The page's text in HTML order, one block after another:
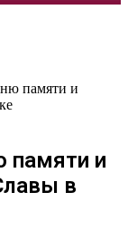
памяти и
памяти и
в